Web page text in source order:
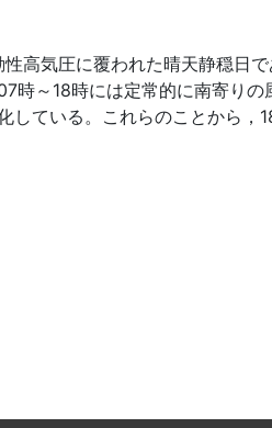
高気圧に覆われた晴天静穏日
時～18時には定常的に南寄りの
している。これらのことから，